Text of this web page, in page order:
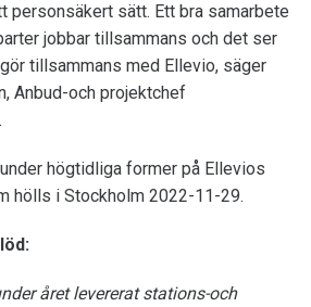
personsäkert sätt. Ett bra samarbete
jobbar tillsammans och det ser
tillsammans med Ellevio, säger
Anbud-och projektchef
högtidliga former på Ellevios
hölls i Stockholm 2022-11-29.
året levererat stations-och